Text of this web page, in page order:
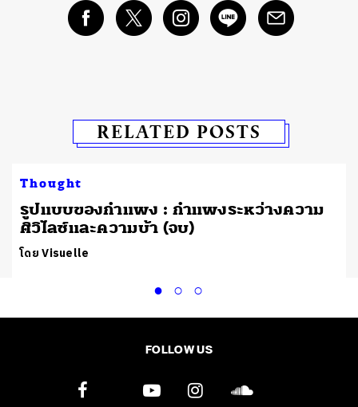
RELATED POSTS
Thought
​รูปแบบของกำแพง : กำแพงระหว่างความ
ศิวิไลซ์และความบ้า (จบ)
โดย Visuelle
FOLLOW US